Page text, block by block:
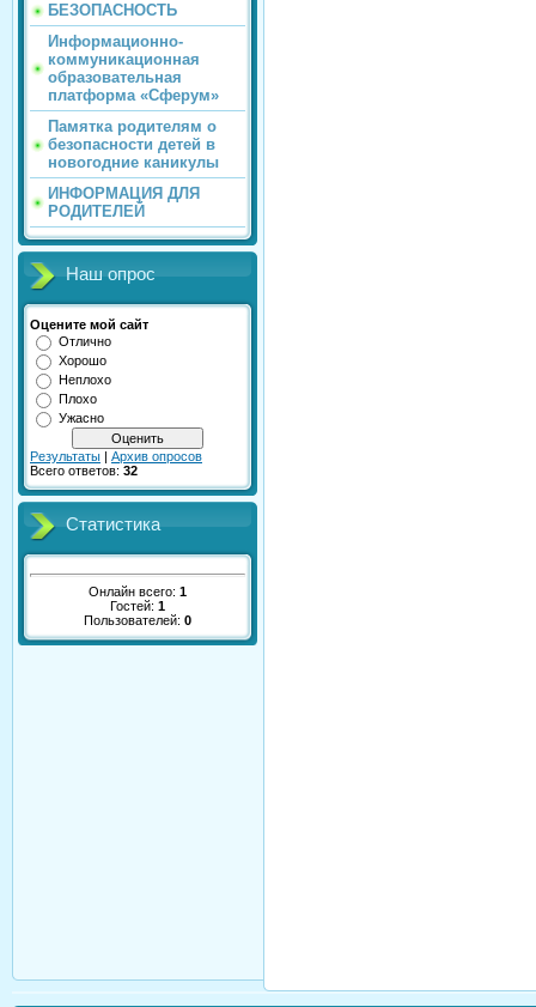
БЕЗОПАСНОСТЬ
Информационно-
коммуникационная
образовательная
платформа «Сферум»
Памятка родителям о
безопасности детей в
новогодние каникулы
ИНФОРМАЦИЯ ДЛЯ
РОДИТЕЛЕЙ
Наш опрос
Оцените мой сайт
Отлично
Хорошо
Неплохо
Плохо
Ужасно
Результаты | Архив опросов
Всего ответов: 32
Статистика
Онлайн всего: 1
Гостей: 1
Пользователей: 0